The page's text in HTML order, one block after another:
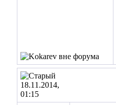
18.11.2014,
01:15